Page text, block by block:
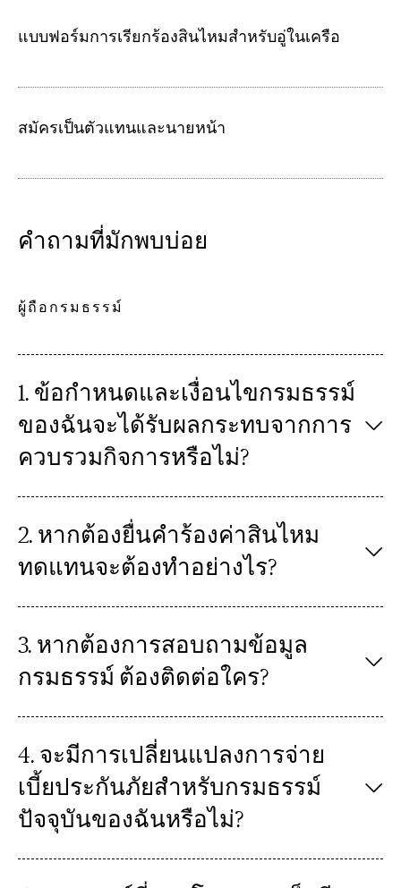
แบบฟอร์มการเรียกร้องสินไหมสำหรับอู่ในเครือ
สมัครเป็นตัวแทนและนายหน้า
คำถามที่มักพบบ่อย
ผู้ถือกรมธรรม์
1. ข้อกำหนดและเงื่อนไขกรมธรรม์
ของฉันจะได้รับผลกระทบจากการ
ควบรวมกิจการหรือไม่?
2. หากต้องยื่นคำร้องค่าสินไหม
ทดแทนจะต้องทำอย่างไร?
3. หากต้องการสอบถามข้อมูล
กรมธรรม์ ต้องติดต่อใคร?
4. จะมีการเปลี่ยนแปลงการจ่าย
เบี้ยประกันภัยสำหรับกรมธรรม์
ปัจจุบันของฉันหรือไม่?